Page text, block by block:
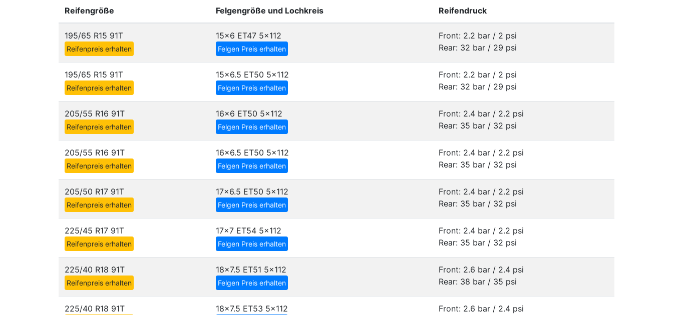
Reifengröße Felgengröße und Lochkreis Reifendruck
195/65 R15 91T
Reifenpreis erhalten
15x6 ET47 5x112
Felgen Preis erhalten
Front: 2.2 bar / 2 psi
Rear: 32 bar / 29 psi
195/65 R15 91T
Reifenpreis erhalten
15x6.5 ET50 5x112
Felgen Preis erhalten
Front: 2.2 bar / 2 psi
Rear: 32 bar / 29 psi
205/55 R16 91T
Reifenpreis erhalten
16x6 ET50 5x112
Felgen Preis erhalten
Front: 2.4 bar / 2.2 psi
Rear: 35 bar / 32 psi
205/55 R16 91T
Reifenpreis erhalten
16x6.5 ET50 5x112
Felgen Preis erhalten
Front: 2.4 bar / 2.2 psi
Rear: 35 bar / 32 psi
205/50 R17 91T
Reifenpreis erhalten
17x6.5 ET50 5x112
Felgen Preis erhalten
Front: 2.4 bar / 2.2 psi
Rear: 35 bar / 32 psi
225/45 R17 91T
Reifenpreis erhalten
17x7 ET54 5x112
Felgen Preis erhalten
Front: 2.4 bar / 2.2 psi
Rear: 35 bar / 32 psi
225/40 R18 91T
Reifenpreis erhalten
18x7.5 ET51 5x112
Felgen Preis erhalten
Front: 2.6 bar / 2.4 psi
Rear: 38 bar / 35 psi
225/40 R18 91T 18x7.5 ET53 5x112
Front: 2.6 bar / 2.4 psi